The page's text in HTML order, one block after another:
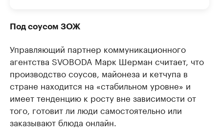
Под соусом ЗОЖ
Управляющий партнер коммуникационного
агентства SVOBODA Марк Шерман считает, что
производство соусов, майонеза и кетчупа в
стране находится на «стабильном уровне» и
имеет тенденцию к росту вне зависимости от
того, готовит ли люди самостоятельно или
заказывают блюда онлайн.